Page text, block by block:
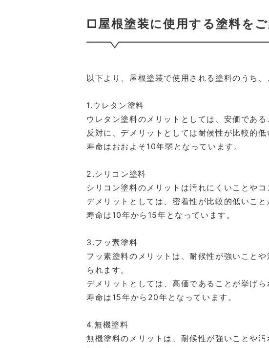
□屋根塗装に使用する塗料をご
以下より、屋根塗装で使用される塗料のうち
1.ウレタン塗料
ウレタン塗料のメリットとしては、安価であ
反対に、デメリットとしては耐候性が比較的低
寿命はおおよそ10年弱となっています。
2.シリコン塗料
シリコン塗料のメリットは汚れにくいことや
デメリットとしては、密着性が比較的低いこと
寿命は10年から15年となっています。
3.フッ素塗料
フッ素塗料のメリットは、耐候性が強いこと
られます。
デメリットとしては、高価であることが挙げら
寿命は15年から20年となっています。
4.無機塗料
無機塗料のメリットは、耐候性が強いことや